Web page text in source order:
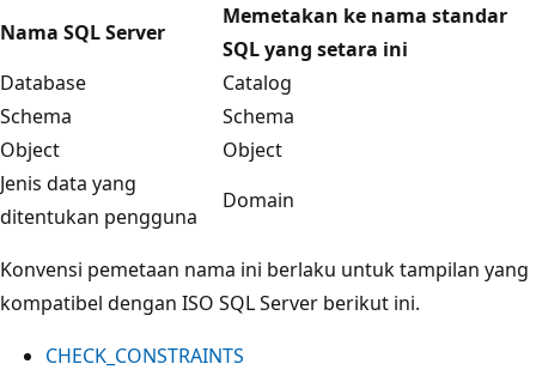
Nama SQL Server
Memetakan ke nama standar
SQL yang setara ini
Database
Catalog
Schema
Schema
Object
Object
Jenis data yang
ditentukan pengguna
Domain
Konvensi pemetaan nama ini berlaku untuk tampilan yang
kompatibel dengan ISO SQL Server berikut ini.
CHECK_CONSTRAINTS